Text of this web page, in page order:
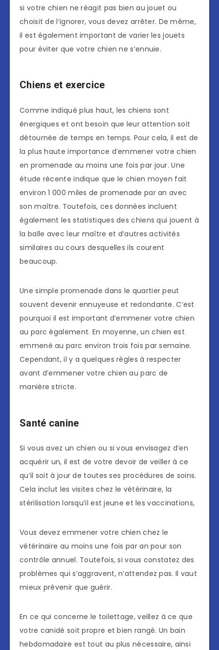
si votre chien ne réagit pas bien au jouet ou
choisit de l’ignorer, vous devez arrêter. De même,
il est également important de varier les jouets
pour éviter que votre chien ne s’ennuie.
Chiens et exercice
Comme indiqué plus haut, les chiens sont
énergiques et ont besoin que leur attention soit
détournée de temps en temps. Pour cela, il est de
la plus haute importance d’emmener votre chien
en promenade au moins une fois par jour. Une
étude récente indique que le chien moyen fait
environ 1 000 miles de promenade par an avec
son maître. Toutefois, ces données incluent
également les statistiques des chiens qui jouent à
la balle avec leur maître et d’autres activités
similaires au cours desquelles ils courent
beaucoup.
Une simple promenade dans le quartier peut
souvent devenir ennuyeuse et redondante. C’est
pourquoi il est important d’emmener votre chien
au parc également. En moyenne, un chien est
emmené au parc environ trois fois par semaine.
Cependant, il y a quelques règles à respecter
avant d’emmener votre chien au parc de
manière stricte.
Santé canine
Si vous avez un chien ou si vous envisagez d’en
acquérir un, il est de votre devoir de veiller à ce
qu’il soit à jour de toutes ses procédures de soins.
Cela inclut les visites chez le vétérinaire, la
stérilisation lorsqu’il est jeune et les vaccinations,
Vous devez emmener votre chien chez le
vétérinaire au moins une fois par an pour son
contrôle annuel. Toutefois, si vous constatez des
problèmes qui s’aggravent, n’attendez pas. Il vaut
mieux prévenir que guérir.
En ce qui concerne le toilettage, veillez à ce que
votre canidé soit propre et bien rangé. Un bain
hebdomadaire est tout au plus nécessaire, ainsi